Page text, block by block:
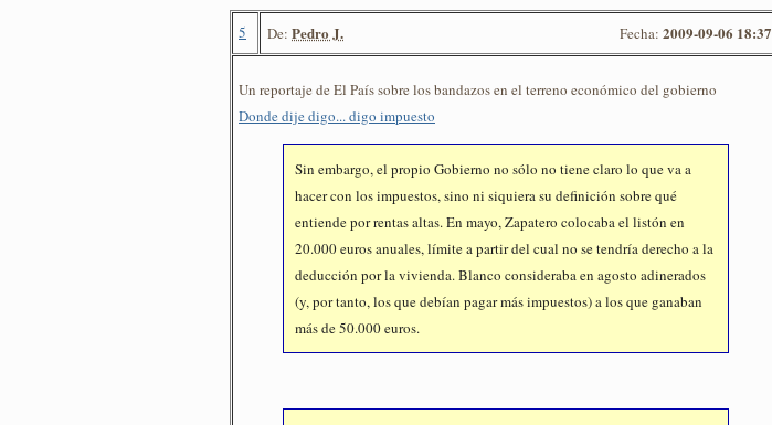
5 De: Pedro J. Fecha: 2009-09-06 18:37
Un reportaje de El País sobre los bandazos en el terreno económico del gobierno
Donde dije digo... digo impuesto
Sin embargo, el propio Gobierno no sólo no tiene claro lo que va a
hacer con los impuestos, sino ni siquiera su definición sobre qué
entiende por rentas altas. En mayo, Zapatero colocaba el listón en
20.000 euros anuales, límite a partir del cual no se tendría derecho a la
deducción por la vivienda. Blanco consideraba en agosto adinerados
(y, por tanto, los que debían pagar más impuestos) a los que ganaban
más de 50.000 euros.